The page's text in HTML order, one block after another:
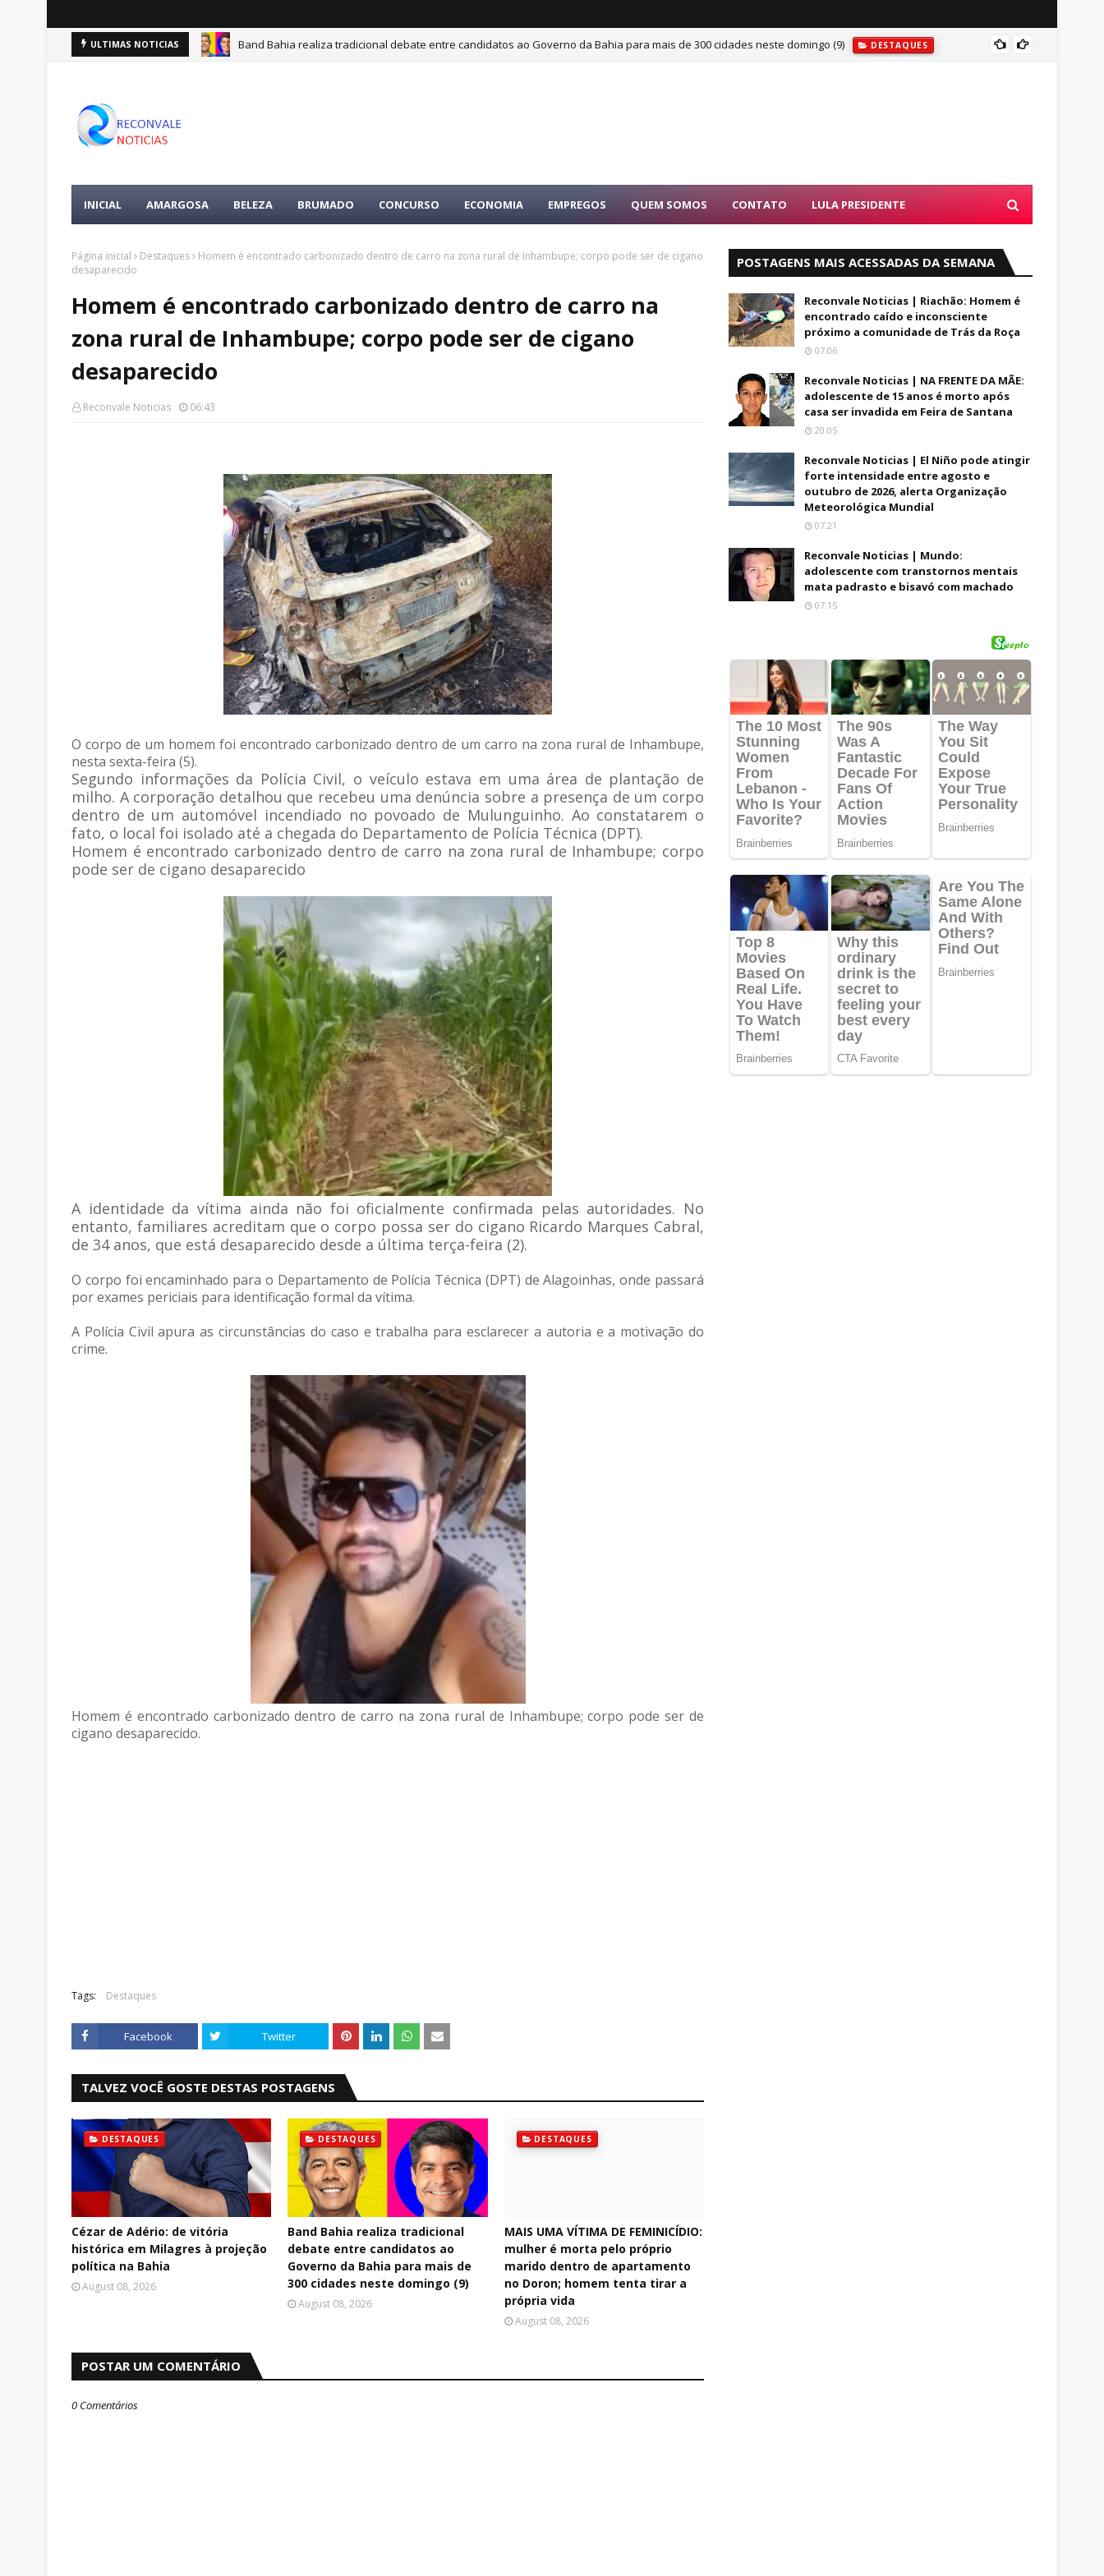
ULTIMAS NOTICIAS Band Bahia realiza tradicional debate entre candidatos ao Governo da Bahia para mais de 300 cidades neste domingo (9) DESTAQUES
INICIAL AMARGOSA BELEZA BRUMADO CONCURSO ECONOMIA EMPREGOS QUEM SOMOS CONTATO LULA PRESIDENTE
Página inicial Destaques
Homem é encontrado carbonizado dentro de carro na zona rural de Inhambupe; corpo pode ser de cigano
desaparecido
Homem é encontrado carbonizado dentro de carro na
zona rural de Inhambupe; corpo pode ser de cigano
desaparecido
Reconvale Noticias 06:43
O corpo de um homem foi encontrado carbonizado dentro de um carro na zona rural de Inhambupe,
nesta sexta-feira (5).
Segundo informações da Polícia Civil, o veículo estava em uma área de plantação de
milho. A corporação detalhou que recebeu uma denúncia sobre a presença de um corpo
dentro de um automóvel incendiado no povoado de Mulunguinho. Ao constatarem o
fato, o local foi isolado até a chegada do Departamento de Polícia Técnica (DPT).
Homem é encontrado carbonizado dentro de carro na zona rural de Inhambupe; corpo
pode ser de cigano desaparecido
A identidade da vítima ainda não foi oficialmente confirmada pelas autoridades. No
entanto, familiares acreditam que o corpo possa ser do cigano Ricardo Marques Cabral,
de 34 anos, que está desaparecido desde a última terça-feira (2).
O corpo foi encaminhado para o Departamento de Polícia Técnica (DPT) de Alagoinhas, onde passará
por exames periciais para identificação formal da vítima.
A Polícia Civil apura as circunstâncias do caso e trabalha para esclarecer a autoria e a motivação do
crime.
Homem é encontrado carbonizado dentro de carro na zona rural de Inhambupe; corpo pode ser de
cigano desaparecido.
Tags: Destaques
Facebook Twitter
TALVEZ VOCÊ GOSTE DESTAS POSTAGENS
DESTAQUES
Cézar de Adério: de vitória
histórica em Milagres à projeção
política na Bahia
August 08, 2026
DESTAQUES
Band Bahia realiza tradicional
debate entre candidatos ao
Governo da Bahia para mais de
300 cidades neste domingo (9)
August 08, 2026
DESTAQUES
MAIS UMA VÍTIMA DE FEMINICÍDIO:
mulher é morta pelo próprio
marido dentro de apartamento
no Doron; homem tenta tirar a
própria vida
August 08, 2026
POSTAR UM COMENTÁRIO
0 Comentários
POSTAGENS MAIS ACESSADAS DA SEMANA
Reconvale Noticias | Riachão: Homem é
encontrado caído e inconsciente
próximo a comunidade de Trás da Roça
07:06
Reconvale Noticias | NA FRENTE DA MÃE:
adolescente de 15 anos é morto após
casa ser invadida em Feira de Santana
20:05
Reconvale Noticias | El Niño pode atingir
forte intensidade entre agosto e
outubro de 2026, alerta Organização
Meteorológica Mundial
07:21
Reconvale Noticias | Mundo:
adolescente com transtornos mentais
mata padrasto e bisavó com machado
07:15